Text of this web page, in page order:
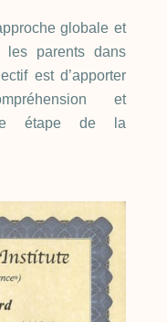
globale et
les parents dans
est d’apporter
et
étape de la